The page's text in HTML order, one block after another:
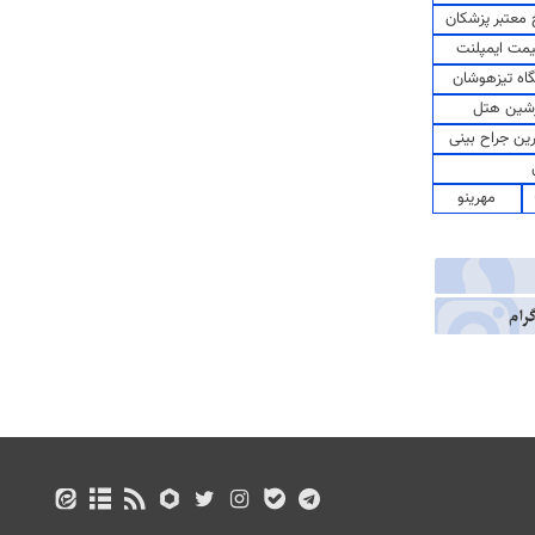
پزشکان
ایمپلنت
تیزهوشان
هتل
جراح بینی
مهرینو